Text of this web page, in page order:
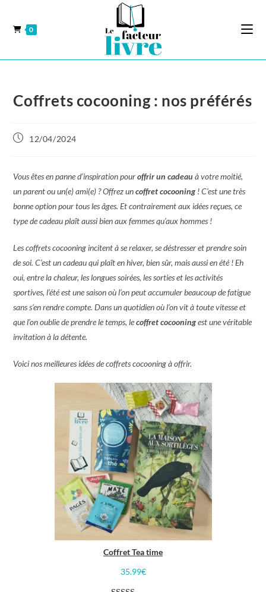
0
Coffrets cocooning : nos préférés
12/04/2024
Vous êtes en panne d’inspiration pouroffrir un cadeau à votre moitié,
un parent ou un(e) ami(e) ? Offrez uncoffret cocooning ! C’est une très
bonne option pour tous les âges. Et contrairement aux idées reçues, ce
type de cadeau plaît aussi bien aux femmes qu’aux hommes !
Les coffrets cocooning incitent à se relaxer, se déstresser et prendre soin
de soi. C’est un cadeau qui plaît en hiver, bien sûr, mais aussi en été ! Eh
oui, entre la chaleur, les longues soirées, les sorties et les activités
sportives, l’été est une saison où l’on peut accumuler beaucoup de fatigue
sans s’en rendre compte. Dans un quotidien où l’on vit à toute vitesse et
que l’on oublie de prendre le temps, lecoffret cocooningest une véritable
invitation à la détente.
Voici nos meilleures idées de coffrets cocooning à offrir.
Coffret Tea time
35.99€